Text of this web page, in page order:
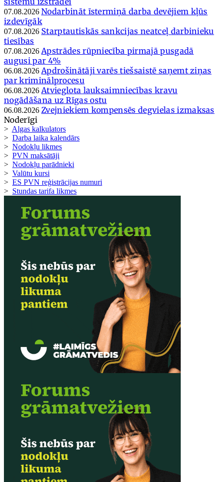
07.08.2026 Nodarbināt īstermiņā darba devējiem kļūs
izdevīgāk
07.08.2026 Starptautiskās sankcijas neatceļ darbinieku
tiesības
07.08.2026 Apstrādes rūpniecība pirmajā pusgadā
augusi par 4%
06.08.2026 Apdrošinātāji varēs tiešsaistē saņemt ziņas
par kriminālprocesu
06.08.2026 Atvieglota lauksaimniecības kravu
nogādāšana uz Rīgas ostu
06.08.2026 Zvejniekiem kompensēs degvielas izmaksas
Noderīgi
> Algas kalkulators
> Darba laika kalendārs
> Nodokļu likmes
> PVN maksātāji
> Nodokļu parādnieki
> Valūtu kursi
> ES PVN reģistrācijas numuri
> Stundas tarifa likmes